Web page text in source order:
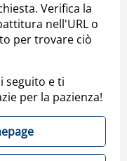
Verifica la
nell'URL o
per trovare ciò
seguito e ti
per la pazienza!